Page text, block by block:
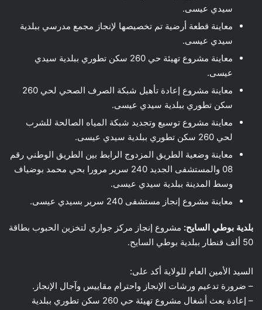
سيدي عيسى.
معاينة قطعة أرضية تم تخصيصها لإنجاز مجمع مدرسي ببلدية
سيدي عيسى.
معاينة مشروع تهيئة حي 260 سكن تطوري ببلدية سيدي
عيسى.
معاينة مشروع إعادة تأهيل شبكة الصرف الصحي لحي 260
سكن تطوري ببلدية سيدي عيسى.
معاينة مشروع توسيع وتجديد شبكة المياه الصالحة للشرب
لحي 260 سكن تطوري ببلدية سيدي عيسى.
معاينة وضعية الطريق المزدوج الرابط بين الطريق الوطني رقم
08 والمستشفى الجديد 240 سرير مرورا بحي محمد بوضياف
وسط المدينة ببلدية سيدي عيسى.
معاينة مشروع إنجاز مستشفى 240 سرير بسيدي عيسى.
بلدية بوطي السايح: مشروع إنجاز مركز جواري لتخزين الحبوب بطاقة
50 ألف قنطار ببلدية بوطي السايح.
السيد الأمين العام للولاية أكد على:
– ضرورة تدعيم ورشات الإنجاز واحترام مقاييس وآجال الإنجاز.
– إعادة بعث أشغال مشروع تهيئة حي 260 سكن تطوري ببلدية